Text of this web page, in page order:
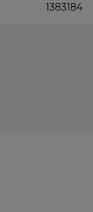
1383184